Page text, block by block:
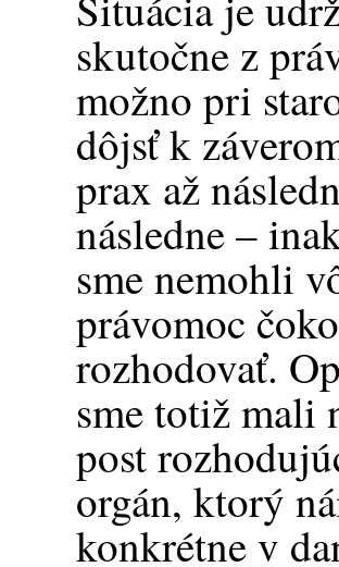
skutočne z
možno pri
dôjsť k
prax až
následne –
sme nemohli
právomoc
rozhodovať.
sme totiž mali
post
orgán, ktorý
konkrétne v